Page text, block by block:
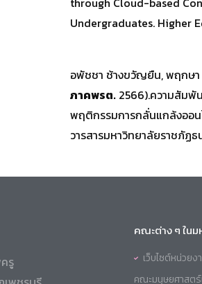
Undergraduates. Higher
อพัชชา ช้างขวัญยืน, พฤกษ
ภาคพรต. 2566).ความสัมพั
พฤติกรรมการกลั่นแกล้งออ
วารสารมหาวิทยาลัยราชภัฏ
รู
คณะต่าง ๆ ใน
เว็บไซต์หน่วยง
คณะมนุษยศาสต